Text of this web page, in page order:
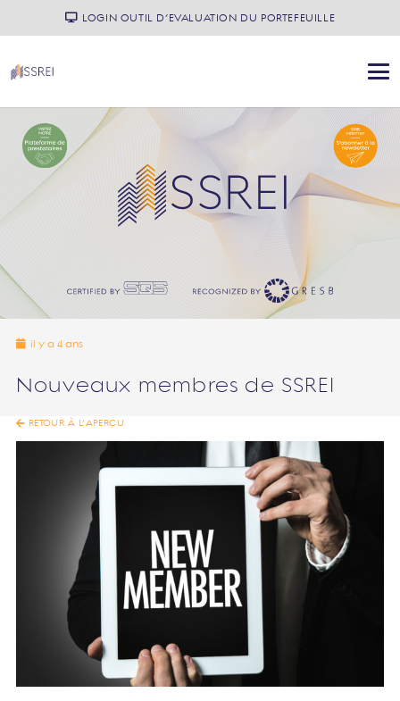
LOGIN OUTIL D’EVALUATION DU PORTEFEUILLE
il y a 4 ans
Nouveaux membres de SSREI
RETOUR À L’APERÇU